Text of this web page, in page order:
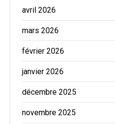
avril 2026
mars 2026
février 2026
janvier 2026
décembre 2025
novembre 2025